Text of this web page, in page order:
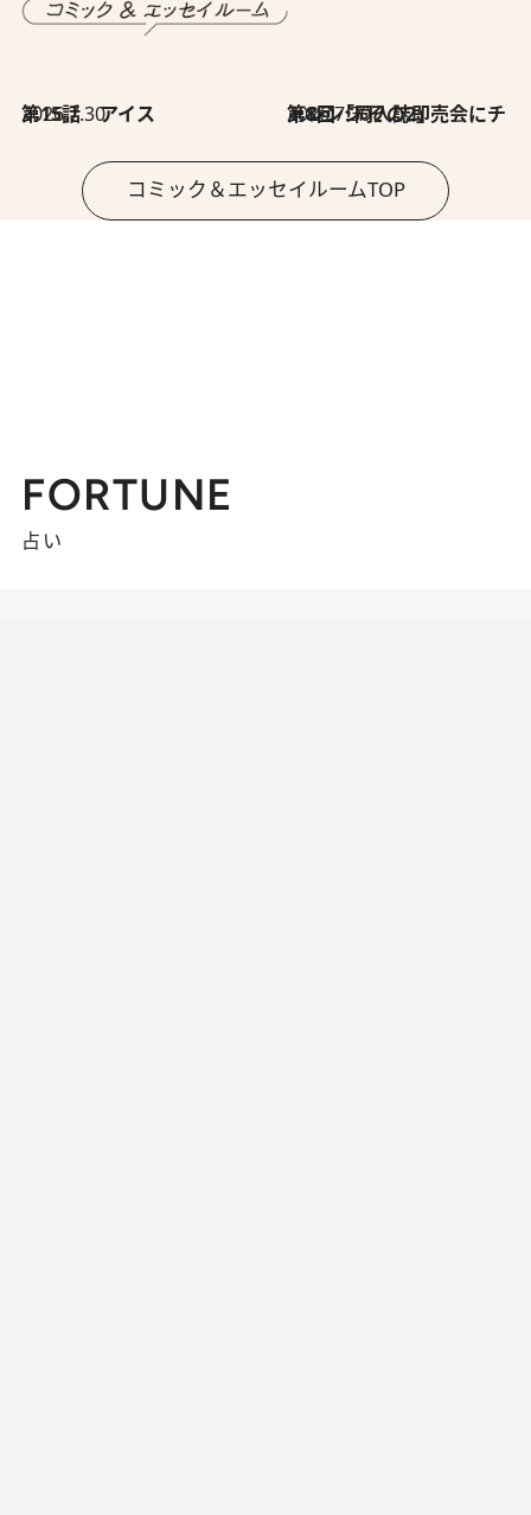
2026.7.30
第15話 アイス 2026.7.30
第8回「同人誌即売会にチャレンジ その2」
コミック＆エッセイルームTOP
FORTUNE
占い